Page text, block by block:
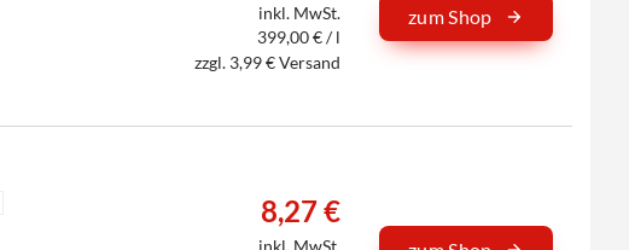
inkl. MwSt.
399,00 € / l
zzgl. 3,99 € Versand
zum Shop
8,27 €
inkl. MwSt.